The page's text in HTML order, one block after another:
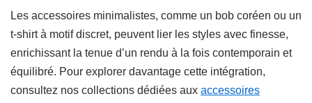
Les accessoires minimalistes, comme un bob coréen ou un
t-shirt à motif discret, peuvent lier les styles avec finesse,
enrichissant la tenue d’un rendu à la fois contemporain et
équilibré. Pour explorer davantage cette intégration,
consultez nos collections dédiées aux accessoires